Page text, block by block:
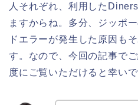
人それぞれ、利用した
ますからね。多分、ジッポ
ドエラーが発生した原因も
す。なので、今回の記事で
度にご覧いただけると幸いで